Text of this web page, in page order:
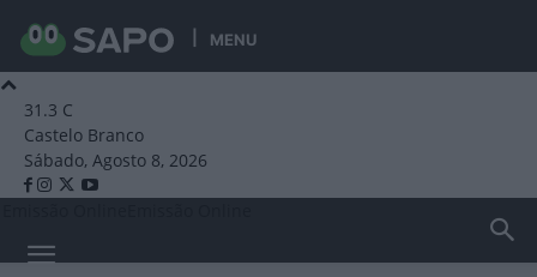
MENU
31.3 C
Castelo Branco
Sábado, Agosto 8, 2026